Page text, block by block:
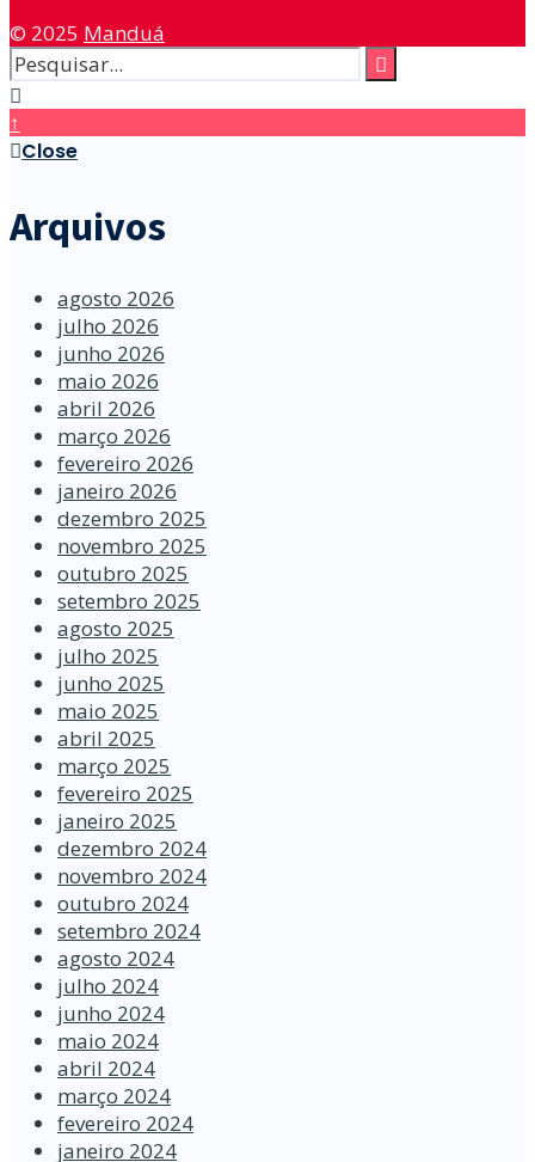
© 2025 Manduá
↑
Close
Arquivos
agosto 2026
julho 2026
junho 2026
maio 2026
abril 2026
março 2026
fevereiro 2026
janeiro 2026
dezembro 2025
novembro 2025
outubro 2025
setembro 2025
agosto 2025
julho 2025
junho 2025
maio 2025
abril 2025
março 2025
fevereiro 2025
janeiro 2025
dezembro 2024
novembro 2024
outubro 2024
setembro 2024
agosto 2024
julho 2024
junho 2024
maio 2024
abril 2024
março 2024
fevereiro 2024
janeiro 2024